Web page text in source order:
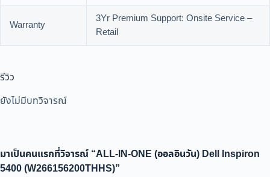
Warranty
3Yr Premium Support: Onsite Service –
Retail
รีวิว
ยังไม่มีบทวิจารณ์
มาเป็นคนแรกที่วิจารณ์ “ALL-IN-ONE (ออลอินวัน) Dell Inspiron
5400 (W266156200THHS)”